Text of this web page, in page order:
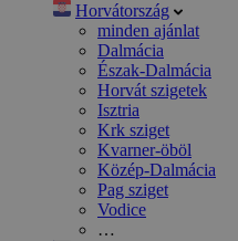
Horvátország
minden ajánlat
Dalmácia
Észak-Dalmácia
Horvát szigetek
Isztria
Krk sziget
Kvarner-öböl
Közép-Dalmácia
Pag sziget
Vodice
…